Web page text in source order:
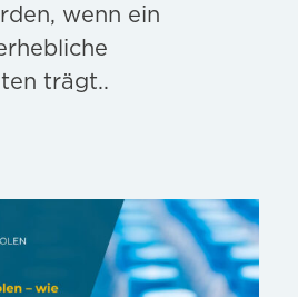
wenn ein
trägt..